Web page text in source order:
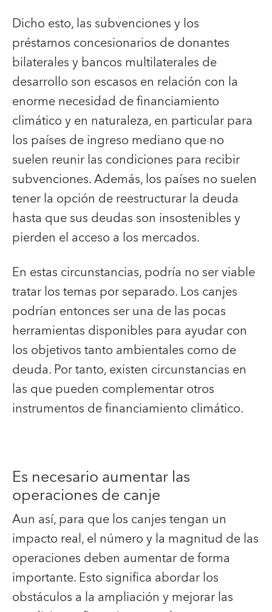
Dicho esto, las subvenciones y los
préstamos concesionarios de donantes
bilaterales y bancos multilaterales de
desarrollo son escasos en relación con la
enorme necesidad de financiamiento
climático y en naturaleza, en particular para
los países de ingreso mediano que no
suelen reunir las condiciones para recibir
subvenciones. Además, los países no suelen
tener la opción de reestructurar la deuda
hasta que sus deudas son insostenibles y
pierden el acceso a los mercados.
En estas circunstancias, podría no ser viable
tratar los temas por separado. Los canjes
podrían entonces ser una de las pocas
herramientas disponibles para ayudar con
los objetivos tanto ambientales como de
deuda. Por tanto, existen circunstancias en
las que pueden complementar otros
instrumentos de financiamiento climático.
Es necesario aumentar las
operaciones de canje
Aun así, para que los canjes tengan un
impacto real, el número y la magnitud de las
operaciones deben aumentar de forma
importante. Esto significa abordar los
obstáculos a la ampliación y mejorar las